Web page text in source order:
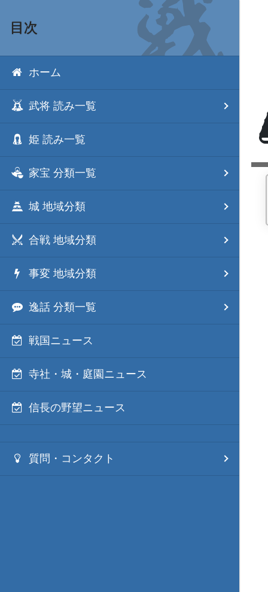
目次
ホーム
武将 読み一覧
姫 読み一覧
家宝 分類一覧
城 地域分類
合戦 地域分類
事変 地域分類
逸話 分類一覧
戦国ニュース
寺社・城・庭園ニュース
信長の野望ニュース
質問・コンタクト